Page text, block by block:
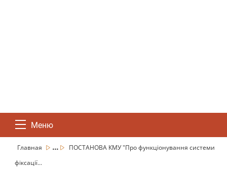
Меню
Главная ...
ПОСТАНОВА КМУ "Про функціонування системи
фіксації...